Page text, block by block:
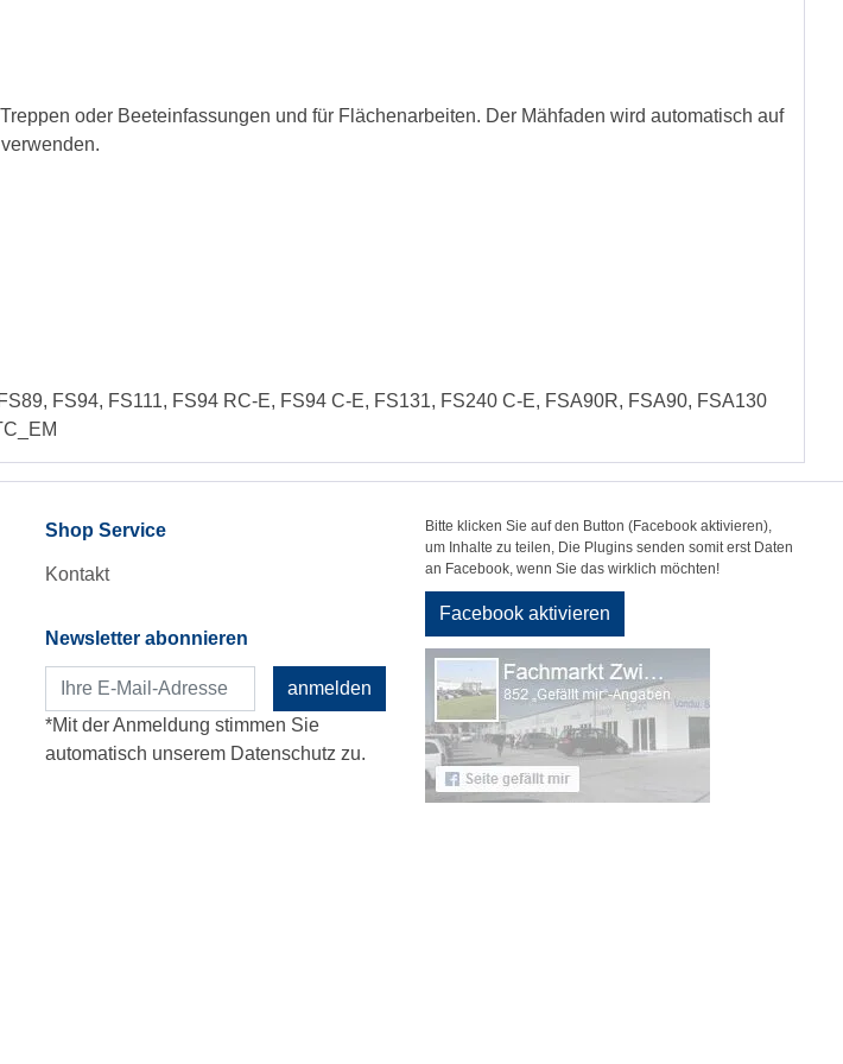
oder Beeteinfassungen und für Flächenarbeiten. Der Mähfaden wird automatisch auf
FS94, FS111, FS94 RC-E, FS94 C-E, FS131, FS240 C-E, FSA90R, FSA90, FSA130
Shop Service
Kontakt
Newsletter abonnieren
anmelden
*Mit der Anmeldung stimmen Sie
automatisch unserem Datenschutz zu.
Bitte klicken Sie auf den Button (Facebook aktivieren),
um Inhalte zu teilen, Die Plugins senden somit erst Daten
an Facebook, wenn Sie das wirklich möchten!
Facebook aktivieren